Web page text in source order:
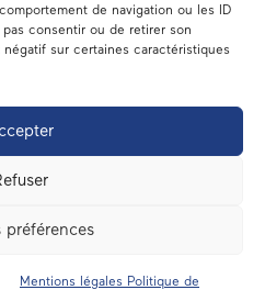
de navigation ou les ID
consentir ou de retirer son
sur certaines caractéristiques
préférences
Mentions légales Politique de
député
les médias
Contact